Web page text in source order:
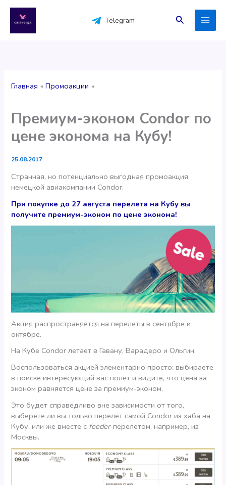
содержимому
Telegram Поиск
Главная Промоакции
Премиум-эконом Condor по
цене эконома на Кубу!
25.08.2017
Странная, но потенциально выгодная промоакция
немецкой авиакомпании Condor.
При покупке до 27 августа перелета на Кубу вы
получите премиум-эконом по цене эконома!
Акция распространяется на перелеты в сентябре и
октябре.
На Кубе Condor летает в Гавану, Варадеро и Ольгин.
Воспользоваться акцией элементарно просто: выбираете
в поиске интересующий вас полет и видите, что цена за
эконом равняется цене за премиум-эконом.
Это будет справедливо вне зависимости от того,
выберете ли вы только перелет самой Condor из хаба на
Кубу, или же вместе с feeder-перелетом, например, из
Москвы.